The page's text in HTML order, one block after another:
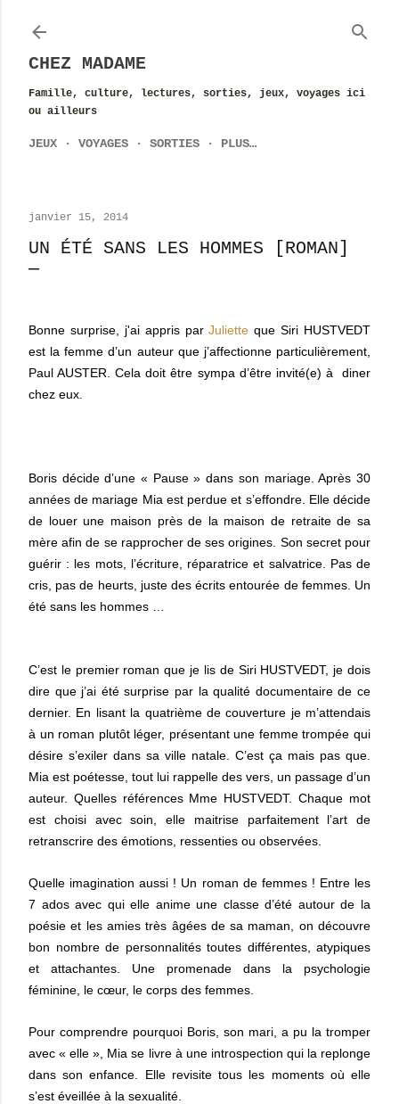
CHEZ MADAME
Famille, culture, lectures, sorties, jeux, voyages ici
ou ailleurs
JEUX VOYAGES SORTIES PLUS…
janvier 15, 2014
UN ÉTÉ SANS LES HOMMES [ROMAN]
Bonne surprise, j'ai appris parJuliette que Siri HUSTVEDT
est la femme d’un auteur que j’affectionne particulièrement,
Paul AUSTER. Cela doit être sympa d’être invité(e) à diner
chez eux.
Boris décide d’une « Pause » dans son mariage. Après 30
années de mariage Mia est perdue et s’effondre. Elle décide
de louer une maison près de la maison de retraite de sa
mère afin de se rapprocher de ses origines. Son secret pour
guérir : les mots, l’écriture, réparatrice et salvatrice. Pas de
cris, pas de heurts, juste des écrits entourée de femmes. Un
été sans les hommes …
C’est le premier roman que je lis de Siri HUSTVEDT, je dois
dire que j’ai été surprise par la qualité documentaire de ce
dernier. En lisant la quatrième de couverture je m’attendais
à un roman plutôt léger, présentant une femme trompée qui
désire s’exiler dans sa ville natale. C’est ça mais pas que.
Mia est poétesse, tout lui rappelle des vers, un passage d’un
auteur. Quelles références Mme HUSTVEDT. Chaque mot
est choisi avec soin, elle maitrise parfaitement l’art de
retranscrire des émotions, ressenties ou observées.
Quelle imagination aussi ! Un roman de femmes ! Entre les
7 ados avec qui elle anime une classe d’été autour de la
poésie et les amies très âgées de sa maman, on découvre
bon nombre de personnalités toutes différentes, atypiques
et attachantes. Une promenade dans la psychologie
féminine, le cœur, le corps des femmes.
Pour comprendre pourquoi Boris, son mari, a pu la tromper
avec « elle », Mia se livre à une introspection qui la replonge
dans son enfance. Elle revisite tous les moments où elle
s’est éveillée à la sexualité.